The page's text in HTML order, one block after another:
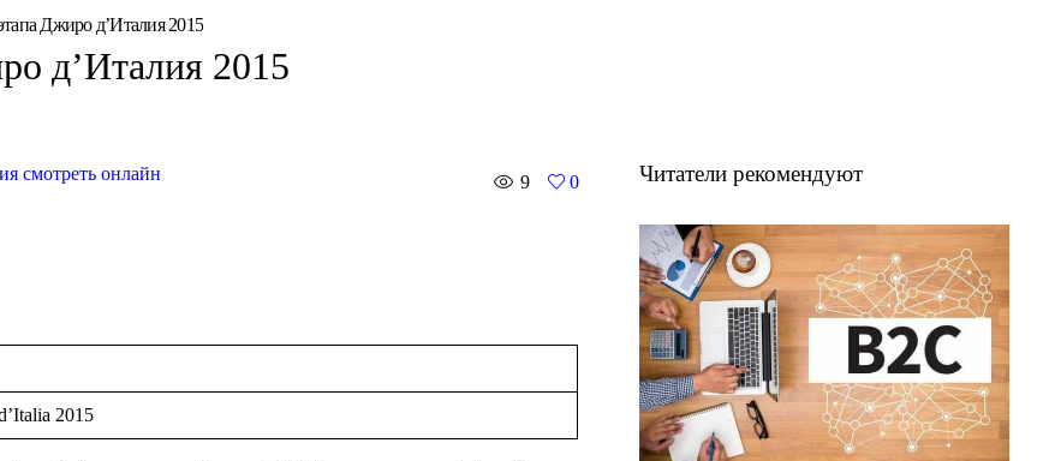
Джиро д’Италия 2015
д’Италия 2015
смотреть онлайн
9 0
2015
Читатели рекомендуют